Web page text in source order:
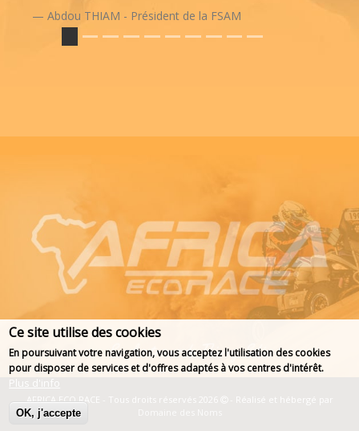
Abdou THIAM - Président de la FSAM
AFRICA ECO RACE - Tous droits réservés 2026
- Réalisé et hébergé par
Ce site utilise des cookies
En poursuivant votre navigation, vous acceptez l'utilisation des cookies
pour disposer de services et d'offres adaptés à vos centres d'intérêt.
Plus d'info
OK, j'accepte